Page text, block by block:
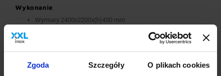
Zgoda Szczegóły O plikach cookies
Wykonanie
Wymiary 2400x2200x(h)450 mm
Okapy wywiewne o wymiarach A>2600 mm wykonane są w
wersji łączonej (skręcanej) z dwóch lub więcej przelotowych
Okapy wyposażone są w system otworów i zawiesi